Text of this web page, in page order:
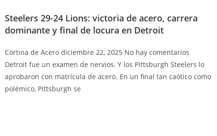
Steelers 29-24 Lions: victoria de acero, carrera
dominante y final de locura en Detroit
Cortina de Acero diciembre 22, 2025 No hay comentarios
Detroit fue un examen de nervios. Y los Pittsburgh Steelers lo
aprobaron con matrícula de acero. En un final tan caótico como
polémico, Pittsburgh se